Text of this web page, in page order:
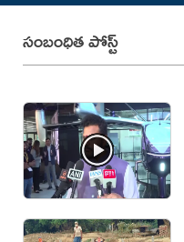
సంబంధిత పోస్ట్